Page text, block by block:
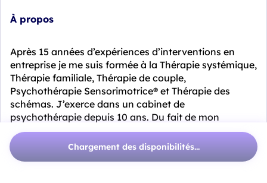
À propos
Après 15 années d’expériences d’interventions en
entreprise je me suis formée à la Thérapie systémique,
Thérapie familiale, Thérapie de couple,
Psychothérapie Sensorimotrice® et Thérapie des
schémas. J’exerce dans un cabinet de
psychothérapie depuis 10 ans. Du fait de mon
parcours de formation ma spécificité est de pouvoir
vous aider à vous libérer de difficultés autant
personnelles que pr...
Chargement des disponibilités...